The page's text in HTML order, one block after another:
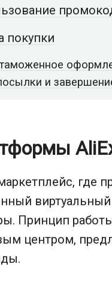
покупки
и
где
Принцип
центром,